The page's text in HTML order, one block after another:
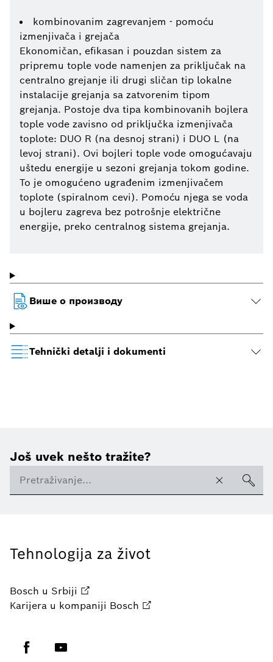
kombinovanim zagrevanjem - pomoću
izmenjivača i grejača
Ekonomičan, efikasan i pouzdan sistem za
pripremu tople vode namenjen za priključak na
centralno grejanje ili drugi sličan tip lokalne
instalacije grejanja sa zatvorenim tipom
grejanja. Postoje dva tipa kombinovanih bojlera
tople vode zavisno od priključka izmenjivača
toplote: DUO R (na desnoj strani) i DUO L (na
levoj strani). Ovi bojleri tople vode omogućavaju
uštedu energije u sezoni grejanja tokom godine.
To je omogućeno ugrađenim izmenjivačem
toplote (spiralnom cevi). Pomoću njega se voda
u bojleru zagreva bez potrošnje električne
energije, preko centralnog sistema grejanja.
Више о производу
Tehnički detalji i dokumenti
Još uvek nešto tražite?
Tehnologija za život
Bosch u Srbiji
Karijera u kompaniji Bosch